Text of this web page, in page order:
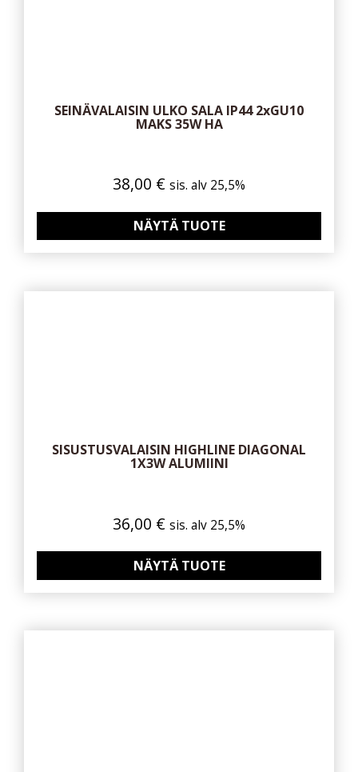
SEINÄVALAISIN ULKO SALA IP44 2xGU10
MAKS 35W HA
38,00 € sis. alv 25,5%
NÄYTÄ TUOTE
SISUSTUSVALAISIN HIGHLINE DIAGONAL
1X3W ALUMIINI
36,00 € sis. alv 25,5%
NÄYTÄ TUOTE